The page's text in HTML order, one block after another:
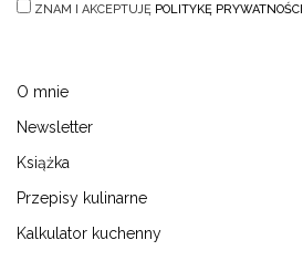
ZNAM I AKCEPTUJĘ POLITYKĘ PRYWATNOŚCI
O mnie
Newsletter
Książka
Przepisy kulinarne
Kalkulator kuchenny